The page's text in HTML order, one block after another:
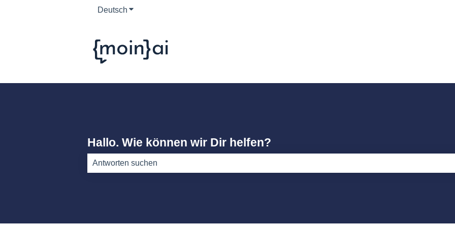
Deutsch Untermenü für Übersetzungen anzeigen
Hallo. Wie können wir Dir helfen?